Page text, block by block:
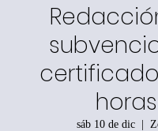
horas
sáb 10 de dic
  |